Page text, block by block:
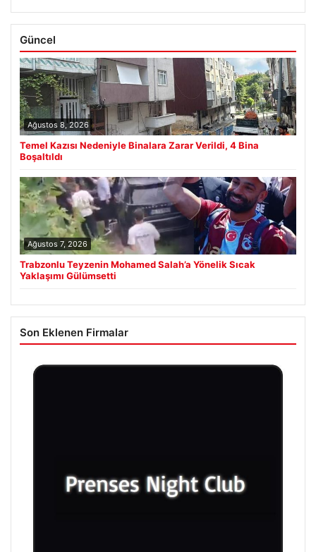
Güncel
Ağustos 8, 2026
Temel Kazısı Nedeniyle Binalara Zarar Verildi, 4 Bina
Boşaltıldı
Ağustos 7, 2026
Trabzonlu Teyzenin Mohamed Salah’a Yönelik Sıcak
Yaklaşımı Gülümsetti
Son Eklenen Firmalar